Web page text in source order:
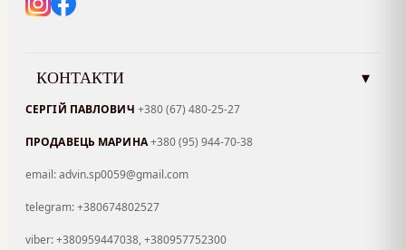
КОНТАКТИ ▾
СЕРГІЙ ПАВЛОВИЧ +380 (67) 480-25-27
ПРОДАВЕЦЬ МАРИНА+380 (95) 944-70-38
email: advin.sp0059@gmail.com
telegram: +380674802527
viber: +380959447038, +380957752300